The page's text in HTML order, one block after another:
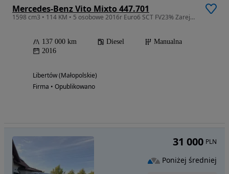
Mercedes-Benz Vito Mixto 447.701
1598 cm3 • 114 KM • 5 osobowe 2016r Euro6 SCT FV23% Zarejestrowany LONG
137 000 km Diesel
Manualna
2016
Libertów (Małopolskie)
Firma • Opublikowano
31 000 PLN
Poniżej średniej